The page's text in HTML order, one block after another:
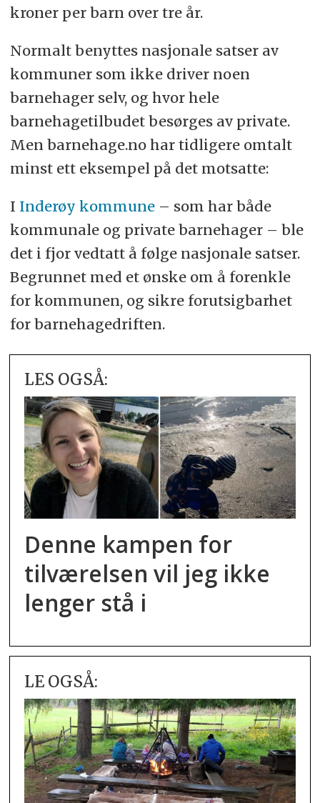
kroner per barn over tre år.
Normalt benyttes nasjonale satser av
kommuner som ikke driver noen
barnehager selv, og hvor hele
barnehagetilbudet besørges av private.
Men barnehage.no har tidligere omtalt
minst ett eksempel på det motsatte:
I Inderøy kommune– som har både
kommunale og private barnehager – ble
det i fjor vedtatt å følge nasjonale satser.
Begrunnet med et ønske om å forenkle
for kommunen, og sikre forutsigbarhet
for barnehagedriften.
LES OGSÅ:
Denne kampen for
tilværelsen vil jeg ikke
lenger stå i
LE OGSÅ: